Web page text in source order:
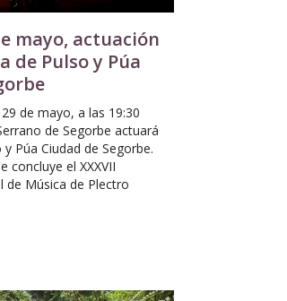
mayo, actuación
de Pulso y Púa
de mayo, a las 19:30
de Segorbe actuará
Púa Ciudad de Segorbe.
concluye el XXXVII
de Música de Plectro